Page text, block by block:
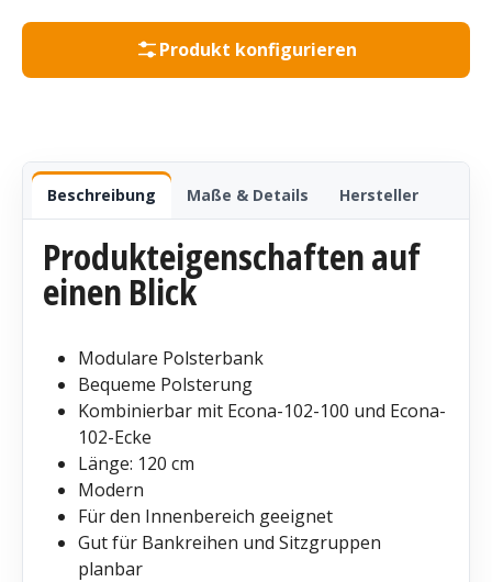
Produkt konfigurieren
Beschreibung Maße & Details Hersteller
Produkteigenschaften auf
einen Blick
Modulare Polsterbank
Bequeme Polsterung
Kombinierbar mit Econa-102-100 und Econa-
102-Ecke
Länge: 120 cm
Modern
Für den Innenbereich geeignet
Gut für Bankreihen und Sitzgruppen
planbar